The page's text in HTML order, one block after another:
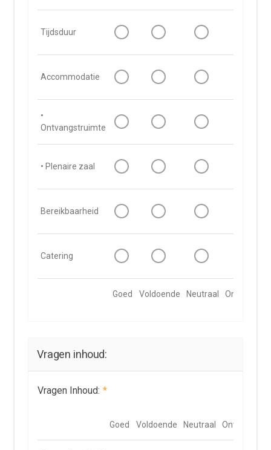
Goed Voldoende Neutraal
Tijdsduur
Accommodatie
•
Ontvangstruimte
• Plenaire zaal
Bereikbaarheid
Catering
Vragen inhoud:
Vragen Inhoud: *
Goed Voldoende Neutraal